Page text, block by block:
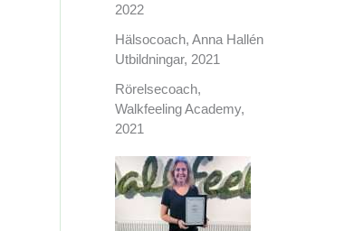
2022
Hälsocoach, Anna Hallén
Utbildningar, 2021
Rörelsecoach,
Walkfeeling Academy,
2021